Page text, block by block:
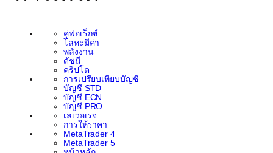
คู่ฟอเร็กซ์
โลหะมีค่า
พลังงาน
ดัชนี
คริปโต
การเปรียบเทียบบัญชี
บัญชี STD
บัญชี ECN
บัญชี PRO
เลเวอเรจ
การให้ราคา
MetaTrader 4
MetaTrader 5